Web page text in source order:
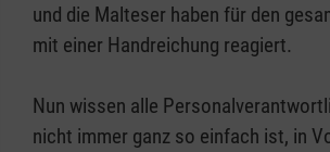
und die Malteser haben für den
mit einer Handreichung reagiert.
Nun wissen alle
nicht immer ganz so einfach ist, in